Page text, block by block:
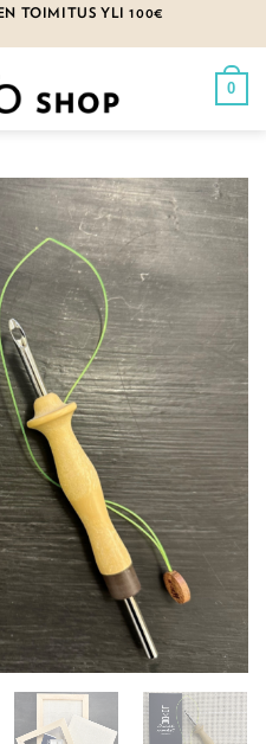
TOIMITUS YLI 100€
0